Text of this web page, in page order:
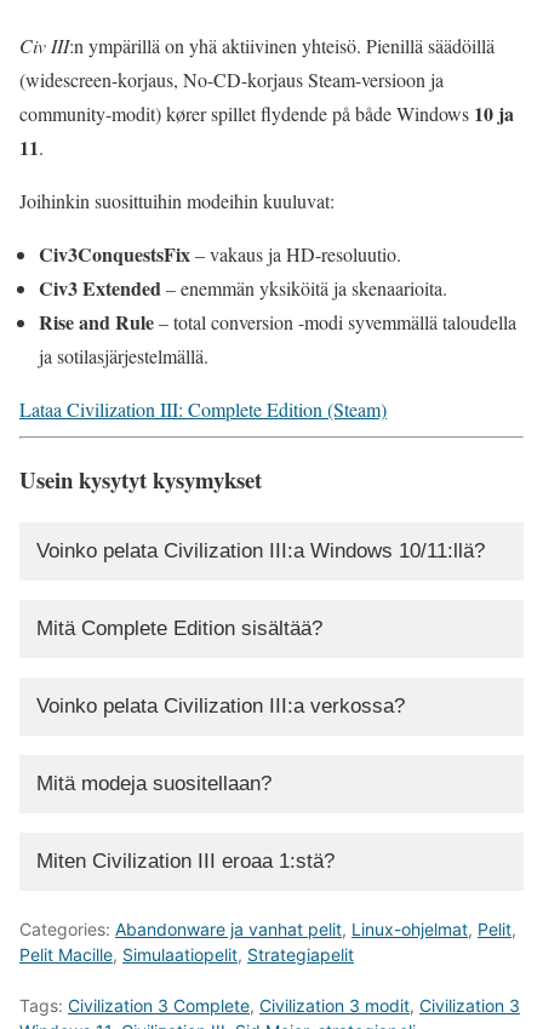
Civ III:n ympärillä on yhä aktiivinen yhteisö. Pienillä säädöillä
(widescreen-korjaus, No-CD-korjaus Steam-versioon ja
community-modit) kører spillet flydende på både Windows 10 ja
11.
Joihinkin suosittuihin modeihin kuuluvat:
Civ3ConquestsFix– vakaus ja HD-resoluutio.
Civ3 Extended – enemmän yksiköitä ja skenaarioita.
Rise and Rule– total conversion -modi syvemmällä taloudella
ja sotilasjärjestelmällä.
Lataa Civilization III: Complete Edition (Steam)
Usein kysytyt kysymykset
Voinko pelata Civilization III:a Windows 10/11:llä?
Mitä Complete Edition sisältää?
Voinko pelata Civilization III:a verkossa?
Mitä modeja suositellaan?
Miten Civilization III eroaa 1:stä?
Categories: Abandonware ja vanhat pelit, Linux-ohjelmat, Pelit,
Pelit Macille, Simulaatiopelit, Strategiapelit
Tags: Civilization 3 Complete, Civilization 3 modit, Civilization 3